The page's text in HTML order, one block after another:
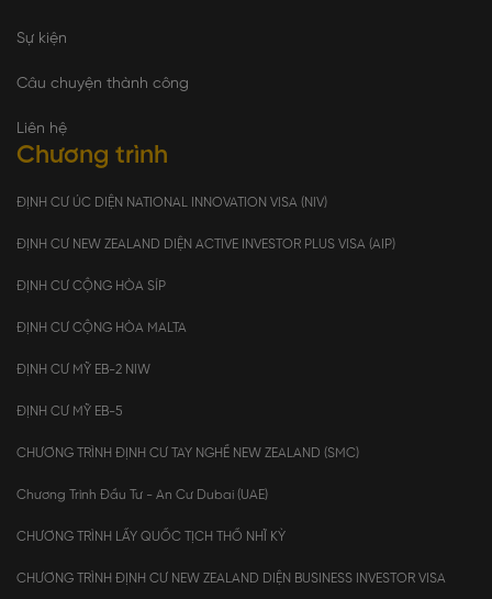
Sự kiện
Câu chuyện thành công
Liên hệ
Chương trình
ĐỊNH CƯ ÚC DIỆN NATIONAL INNOVATION VISA (NIV)
ĐỊNH CƯ NEW ZEALAND DIỆN ACTIVE INVESTOR PLUS VISA (AIP)
ĐỊNH CƯ CỘNG HÒA SÍP
ĐỊNH CƯ CỘNG HÒA MALTA
ĐỊNH CƯ MỸ EB-2 NIW
ĐỊNH CƯ MỸ EB-5
CHƯƠNG TRÌNH ĐỊNH CƯ TAY NGHỀ NEW ZEALAND (SMC)
Chương Trình Đầu Tư - An Cư Dubai (UAE)
CHƯƠNG TRÌNH LẤY QUỐC TỊCH THỔ NHĨ KỲ
CHƯƠNG TRÌNH ĐỊNH CƯ NEW ZEALAND DIỆN BUSINESS INVESTOR VISA